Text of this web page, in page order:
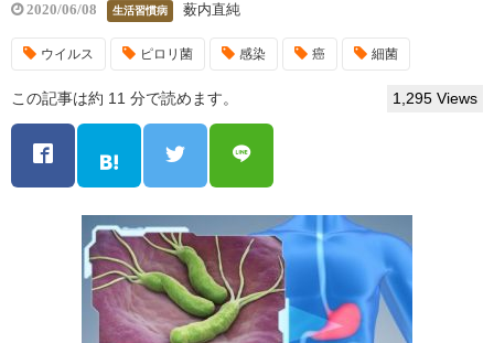
2020/06/08 生活習慣病 薮内直純
ウイルス ピロリ菌 感染 癌 細菌
この記事は約 11 分で読めます。 1,295 Views